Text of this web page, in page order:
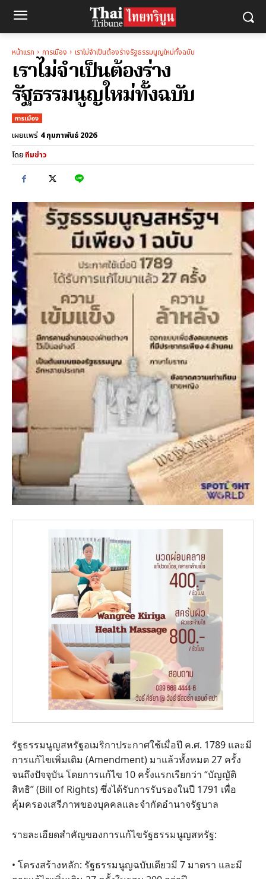
หน้าแรก การเมือง เราไม่จำเป็นต้องร่างรัฐธรรมนูญใหม่ทั้งฉบับ
เราไม่จำเป็นต้องร่าง
รัฐธรรมนูญใหม่ทั้งฉบับ
การเมือง
เผยแพร่ 4 กุมภาพันธ์ 2026
โดยทีมข่าว
รัฐธรรมนูญสหรัฐอเมริกาประกาศใช้เมื่อปี ค.ศ. 1789 และมี
การแก้ไขเพิ่มเติม (Amendment) มาแล้วทั้งหมด 27 ครั้ง
จนถึงปัจจุบัน โดยการแก้ไข 10 ครั้งแรกเรียกว่า “บัญญัติ
สิทธิ” (Bill of Rights) ซึ่งได้รับการรับรองในปี 1791 เพื่อ
คุ้มครองเสรีภาพของบุคคลและจำกัดอำนาจรัฐบาล
รายละเอียดสำคัญของการแก้ไขรัฐธรรมนูญสหรัฐ:
• โครงสร้างหลัก: รัฐธรรมนูญฉบับเดียวมี 7 มาตรา และมี